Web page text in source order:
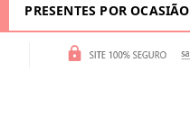
PRESENTES POR OCASIÃO